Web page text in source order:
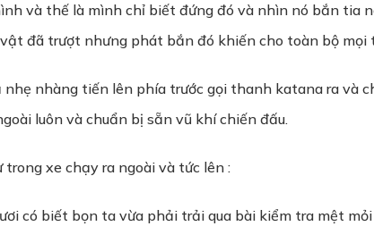
và thế là mình chỉ biết đứng đó và nhìn nó bắn tia
đã trượt nhưng phát bắn đó khiến cho toàn bộ
nhẹ nhàng tiến lên phía trước gọi thanh katana ra và
luôn và chuẩn bị sẵn vũ khí chiến đấu.
trong xe chạy ra ngoài và tức lên :
có biết bọn ta vừa phải trải qua bài kiểm tra mệt